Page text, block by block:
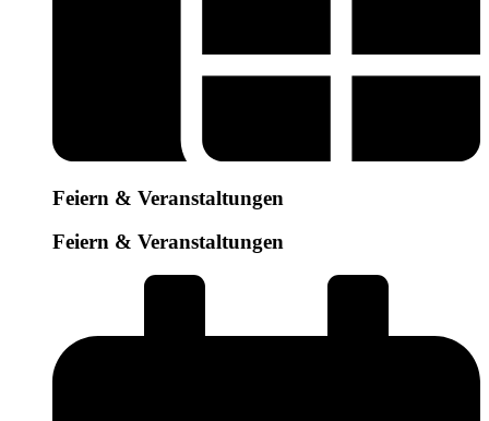
Feiern & Veranstaltungen
Feiern & Veranstaltungen